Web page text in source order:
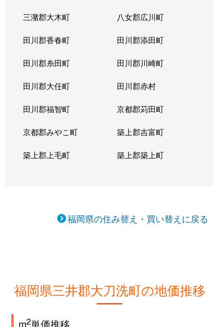
三潴郡大木町 八女郡広川町
田川郡香春町 田川郡添田町
田川郡糸田町 田川郡川崎町
田川郡大任町 田川郡赤村
田川郡福智町 京都郡苅田町
京都郡みやこ町 築上郡吉富町
築上郡上毛町 築上郡築上町
福岡県の住み替え・買い替えに戻る
福岡県三井郡大刀洗町の地価推移
m2単価推移